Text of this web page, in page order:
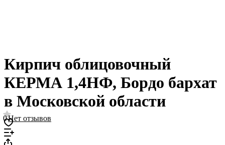
Кирпич облицовочный
КЕРМА 1,4НФ, Бордо бархат
в Московской области
0Нет отзывов